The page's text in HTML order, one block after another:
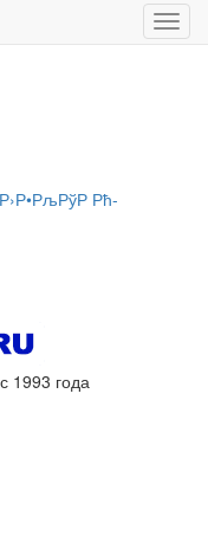
1993 года